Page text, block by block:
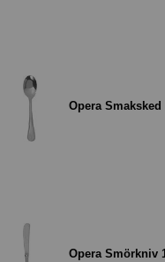
Opera
Opera Smörkniv